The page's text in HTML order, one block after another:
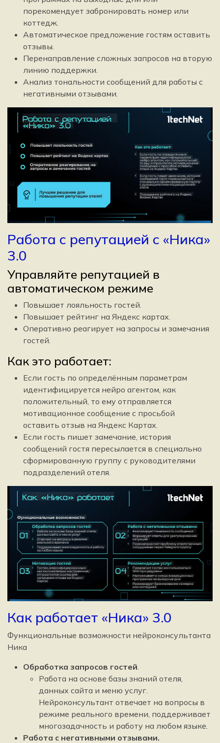
порекомендует забронировать номер или
коттедж.
Автоматическое предложение гостям оставить
отзывы.
Перенаправление сложных запросов на вторую
линию поддержки.
Анализ тональности сообщений для работы с
негативными отзывами.
Работа с репутацией с «Ника»
3.0
Управляйте репутацией в
автоматическом режиме
Повышает лояльность гостей.
Повышает рейтинг на Яндекс картах.
Оперативно реагирует на запросы и замечания
гостей.
Как это работает:
Если гость по определённым параметрам
идентифицируется нейро агентом, как
положительный, то ему отправляется
мотивационное сообщение с просьбой
оставить отзыв на Яндекс Картах.
Если гость пишет замечание, история
сообщений гостя пересылается в специально
сформированную группу с руководителями
подразделений отеля.
Как работает «Ника» 3.0
Функциональные возможности нейроконсультанта
Ника
Обработка запросов гостей
Работа на основе базы знаний отеля,
данных сайта и меню услуг.
Нейроконсультант отвечает на вопросы в
режиме реального времени, поддерживает
многозадачность и работу на любом языке.
Работа с негативными отзывами.